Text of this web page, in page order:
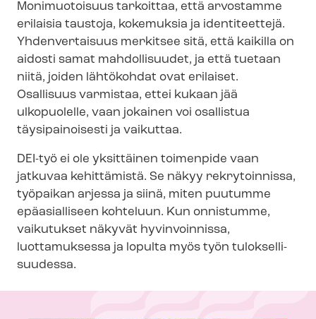
Monimuotoisuus tarkoittaa, että arvostamme
erilaisia taustoja, kokemuksia ja identiteettejä.
Yhdenvertaisuus merkitsee sitä, että kaikilla on
aidosti samat mahdollisuudet, ja että tuetaan
niitä, joiden lähtökohdat ovat erilaiset.
Osallisuus varmistaa, ettei kukaan jää
ulkopuolelle, vaan jokainen voi osallistua
täysipainoisesti ja vaikuttaa.
DEI-työ ei ole yksittäinen toimenpide vaan
jatkuvaa kehittämistä. Se näkyy rekrytoinnissa,
työpaikan arjessa ja siinä, miten puutumme
epäasialliseen kohteluun. Kun onnistumme,
vaikutukset näkyvät hyvinvoinnissa,
luottamuksessa ja lopulta myös työn tu­lok­sel­li­
suu­des­sa.